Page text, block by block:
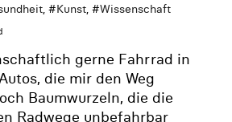
, #Kunst, #Wissenschaft
gerne Fahrrad in
die mir den Weg
Baumwurzeln, die die
Radwege unbefahrbar